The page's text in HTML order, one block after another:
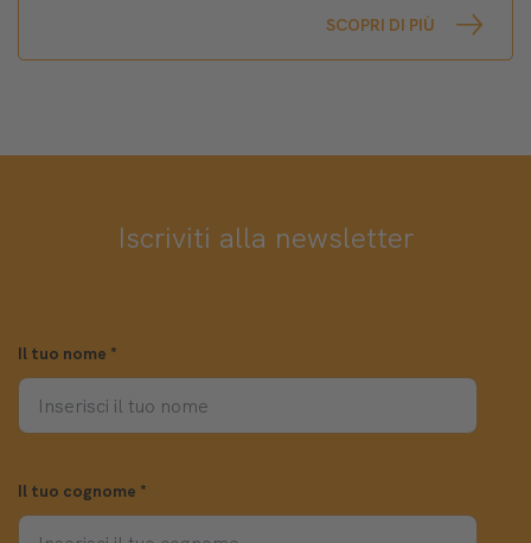
SCOPRI DI PIÙ
Iscriviti alla newsletter
Il tuo nome *
Il tuo cognome *